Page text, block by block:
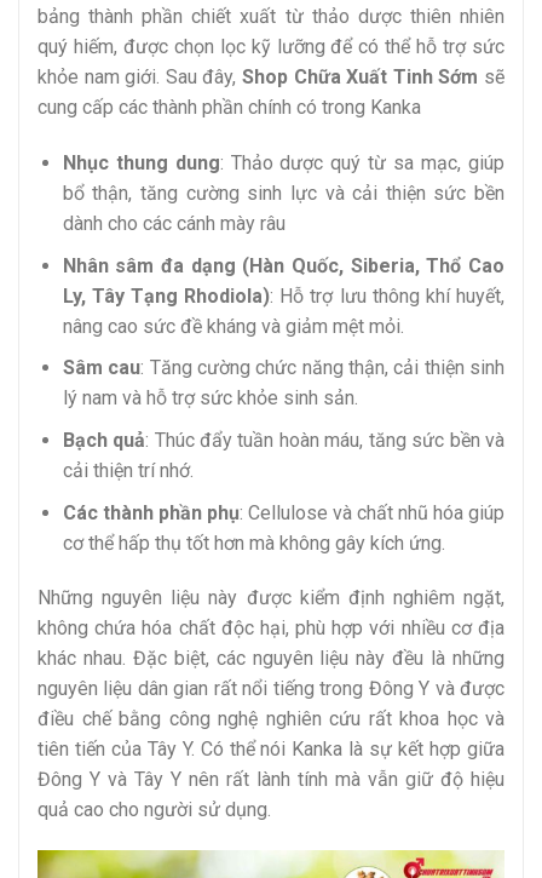
bảng thành phần chiết xuất từ thảo dược thiên nhiên
quý hiếm, được chọn lọc kỹ lưỡng để có thể hỗ trợ sức
khỏe nam giới. Sau đây, Shop Chữa Xuất Tinh Sớm sẽ
cung cấp các thành phần chính có trong Kanka
Nhục thung dung: Thảo dược quý từ sa mạc, giúp
bổ thận, tăng cường sinh lực và cải thiện sức bền
dành cho các cánh mày râu
Nhân sâm đa dạng (Hàn Quốc, Siberia, Thổ Cao
Ly, Tây Tạng Rhodiola): Hỗ trợ lưu thông khí huyết,
nâng cao sức đề kháng và giảm mệt mỏi.
Sâm cau: Tăng cường chức năng thận, cải thiện sinh
lý nam và hỗ trợ sức khỏe sinh sản.
Bạch quả: Thúc đẩy tuần hoàn máu, tăng sức bền và
cải thiện trí nhớ.
Các thành phần phụ: Cellulose và chất nhũ hóa giúp
cơ thể hấp thụ tốt hơn mà không gây kích ứng.
Những nguyên liệu này được kiểm định nghiêm ngặt,
không chứa hóa chất độc hại, phù hợp với nhiều cơ địa
khác nhau. Đặc biệt, các nguyên liệu này đều là những
nguyên liệu dân gian rất nổi tiếng trong Đông Y và được
điều chế bằng công nghệ nghiên cứu rất khoa học và
tiên tiến của Tây Y. Có thể nói Kanka là sự kết hợp giữa
Đông Y và Tây Y nên rất lành tính mà vẫn giữ độ hiệu
quả cao cho người sử dụng.